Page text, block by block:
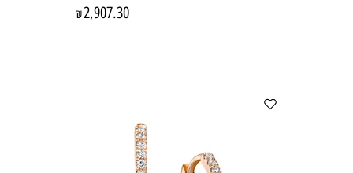
₪2,907.30